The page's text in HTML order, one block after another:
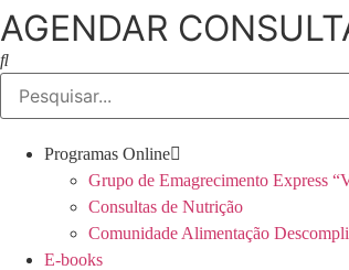
AGENDAR
Programas Online
Grupo de Emagrecimento Express
Consultas de Nutrição
Comunidade Alimentação
E-books